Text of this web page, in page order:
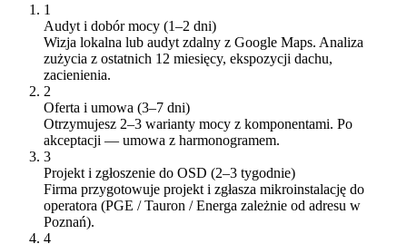
1
Audyt i dobór mocy (1–2 dni)
Wizja lokalna lub audyt zdalny z Google Maps. Analiza
zużycia z ostatnich 12 miesięcy, ekspozycji dachu,
zacienienia.
2
Oferta i umowa (3–7 dni)
Otrzymujesz 2–3 warianty mocy z komponentami. Po
akceptacji — umowa z harmonogramem.
3
Projekt i zgłoszenie do OSD (2–3 tygodnie)
Firma przygotowuje projekt i zgłasza mikroinstalację do
operatora (PGE / Tauron / Energa zależnie od adresu w
Poznań).
4